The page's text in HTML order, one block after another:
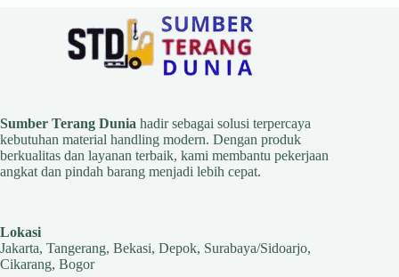
Sumber Terang Dunia hadir sebagai solusi terpercaya
kebutuhan material handling modern. Dengan produk
berkualitas dan layanan terbaik, kami membantu pekerjaan
angkat dan pindah barang menjadi lebih cepat.
Lokasi
Jakarta, Tangerang, Bekasi, Depok, Surabaya/Sidoarjo,
Cikarang, Bogor